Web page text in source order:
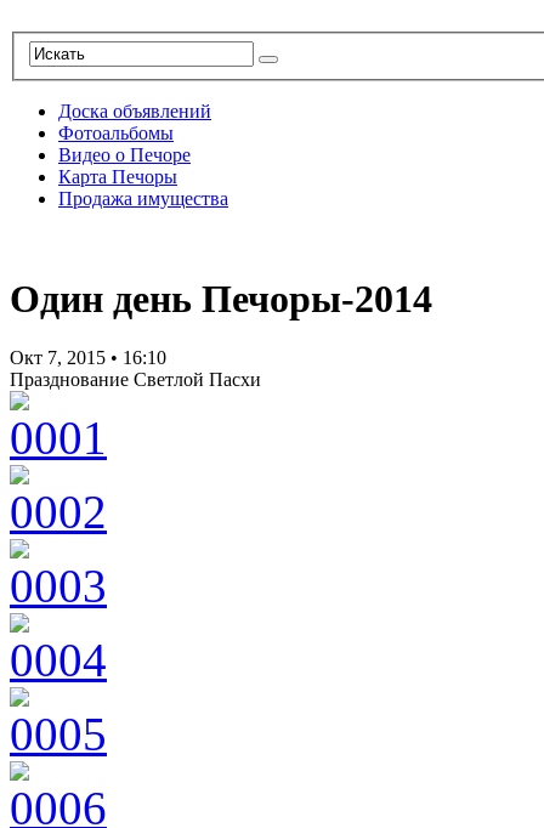
Доска объявлений
Фотоальбомы
Видео о Печоре
Карта Печоры
Продажа имущества
Один день Печоры-2014
Окт 7, 2015 • 16:10
Празднование Светлой Пасхи